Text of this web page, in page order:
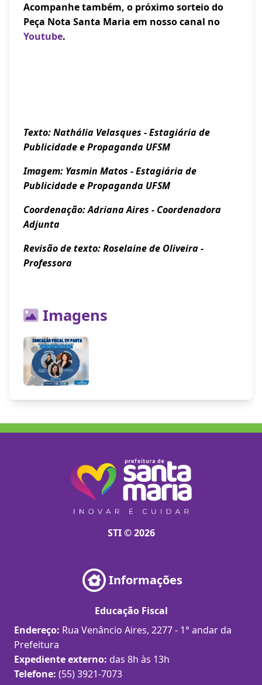
Acompanhe também, o próximo sorteio do
Peça Nota Santa Maria em nosso canal no
Youtube.
Texto: Nathália Velasques - Estagiária de
Publicidade e Propaganda UFSM
Imagem: Yasmin Matos - Estagiária de
Publicidade e Propaganda UFSM
Coordenação: Adriana Aires - Coordenadora
Adjunta
Revisão de texto: Roselaine de Oliveira -
Professora
Imagens
STI © 2026
Informações
Educação Fiscal
Endereço: Rua Venâncio Aires, 2277 - 1° andar da
Prefeitura
Expediente externo: das 8h às 13h
Telefone: (55) 3921-7073